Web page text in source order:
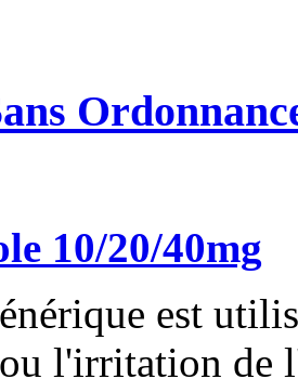
10/20/40mg
est
l'irritation de